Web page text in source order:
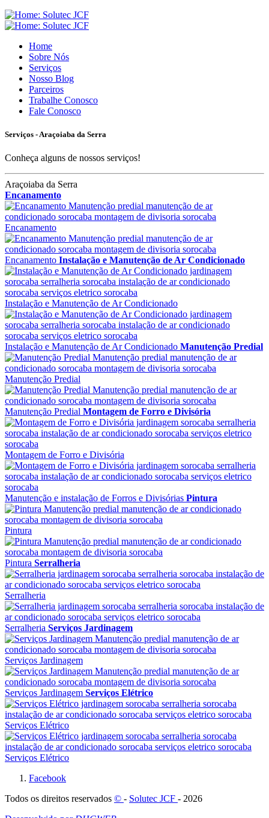
Home
Sobre Nós
Serviços
Nosso Blog
Parceiros
Trabalhe Conosco
Fale Conosco
Serviços - Araçoiaba da Serra
Conheça alguns de nossos serviços!
Araçoiaba da Serra
Encanamento
Encanamento
Encanamento Instalação e Manutenção de Ar Condicionado
Instalação e Manutenção de Ar Condicionado
Instalação e Manutenção de Ar Condicionado Manutenção Predial
Manutenção Predial
Manutenção Predial Montagem de Forro e Divisória
Montagem de Forro e Divisória
Manutenção e instalação de Forros e Divisórias Pintura
Pintura
Pintura Serralheria
Serralheria
Serralheria Serviços Jardinagem
Serviços Jardinagem
Serviços Jardinagem Serviços Elétrico
Serviços Elétrico
Serviços Elétrico
Facebook
Todos os direitos reservados © - Solutec JCF - 2026